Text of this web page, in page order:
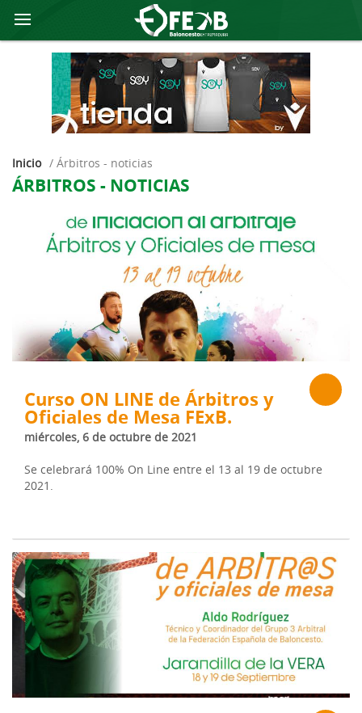
Inicio / árbitros - noticias
ÁRBITROS - NOTICIAS
Curso ON LINE de Árbitros y
Oficiales de Mesa FExB.
miércoles, 6 de octubre de 2021
Se celebrará 100% On Line entre el 13 al 19 de octubre
2021.